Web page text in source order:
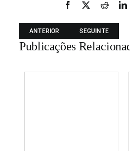
Facebook Reddit
ANTERIOR SEGUINTE
Publicações